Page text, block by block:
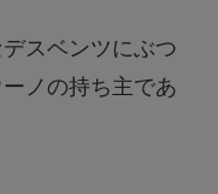
スベンツにぶつ
ノの持ち主であ